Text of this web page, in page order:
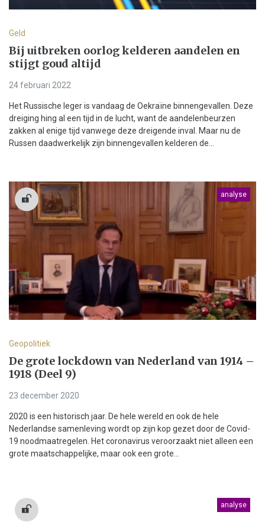
Geld
Bij uitbreken oorlog kelderen aandelen en
stijgt goud altijd
24 februari 2022
Het Russische leger is vandaag de Oekraïne binnengevallen. Deze
dreiging hing al een tijd in de lucht, want de aandelenbeurzen
zakken al enige tijd vanwege deze dreigende inval. Maar nu de
Russen daadwerkelijk zijn binnengevallen kelderen de...
analyse
Geopolitiek
De grote lockdown van Nederland van 1914 –
1918 (Deel 9)
23 december 2020
2020 is een historisch jaar. De hele wereld en ook de hele
Nederlandse samenleving wordt op zijn kop gezet door de Covid-
19 noodmaatregelen. Het coronavirus veroorzaakt niet alleen een
grote maatschappelijke, maar ook een grote...
analyse